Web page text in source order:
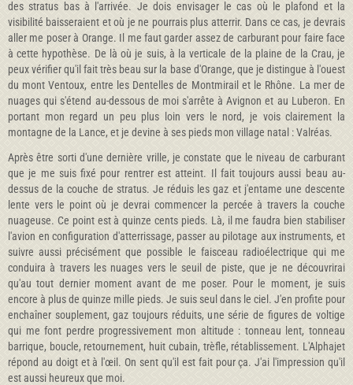
des stratus bas à l'arrivée. Je dois envisager le cas où le plafond et la
visibilité baisseraient et où je ne pourrais plus atterrir. Dans ce cas, je devrais
aller me poser à Orange. Il me faut garder assez de carburant pour faire face
à cette hypothèse. De là où je suis, à la verti­cale de la plaine de la Crau, je
peux vérifier qu'il fait très beau sur la base d'Orange, que je distingue à l'ouest
du mont Ventoux, entre les Dentelles de Montmirail et le Rhône. La mer de
nuages qui s'étend au-dessous de moi s'arrête à Avignon et au Luberon. En
portant mon regard un peu plus loin vers le nord, je vois clairement la
montagne de la Lance, et je devine à ses pieds mon village natal : Valréas.
Après être sorti d'une dernière vrille, je constate que le niveau de carburant
que je me suis fixé pour rentrer est atteint. Il fait toujours aussi beau au-
dessus de la couche de stratus. Je réduis les gaz et j'entame une descente
lente vers le point où je devrai commencer la percée à travers la couche
nuageuse. Ce point est à quinze cents pieds. Là, il me faudra bien stabiliser
l'avion en configuration d'atterrissage, passer au pilotage aux instruments, et
suivre aussi précisément que possible le faisceau radioélectrique qui me
conduira à travers les nuages vers le seuil de piste, que je ne découvrirai
qu'au tout dernier moment avant de me poser. Pour le moment, je suis
encore à plus de quinze mille pieds. Je suis seul dans le ciel. J'en profite pour
enchaîner souplement, gaz toujours réduits, une série de figures de voltige
qui me font perdre progressivement mon altitude : tonneau lent, tonneau
barrique, boucle, retournement, huit cubain, trèfle, rétablissement. L'Alphajet
répond au doigt et à l'œil. On sent qu'il est fait pour ça. J'ai l'impression qu'il
est aussi heureux que moi.